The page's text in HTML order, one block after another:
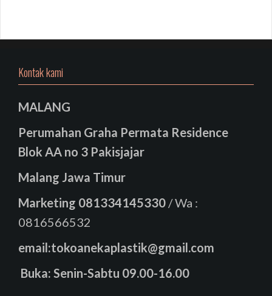
Kontak kami
MALANG
Perumahan Graha Permata Residence
Blok AA no 3 Pakisjajar
Malang Jawa Timur
Marketing 081334145330 / Wa :
0816566532
email:tokoanekaplastik@gmail.com
Buka: Senin-Sabtu 09.00-16.00